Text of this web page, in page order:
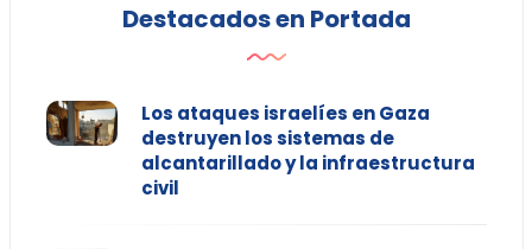
Destacados en Portada
Los ataques israelíes en Gaza
destruyen los sistemas de
alcantarillado y la infraestructura
civil